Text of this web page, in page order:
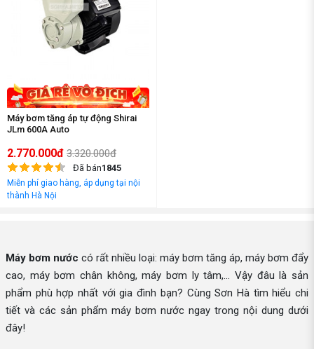
Máy bơm tăng áp tự động Shirai
JLm 600A Auto
2.770.000đ 3.320.000đ
Đã bán1845
Miễn phí giao hàng, áp dụng tại nội
thành Hà Nội
Máy bơm nước có rất nhiều loại: máy bơm tăng áp, máy bơm đẩy
cao, máy bơm chân không, máy bơm ly tâm,... Vậy đâu là sản
phẩm phù hợp nhất với gia đình bạn? Cùng Sơn Hà tìm hiểu chi
tiết và các sản phẩm máy bơm nước ngay trong nội dung dưới
đây!